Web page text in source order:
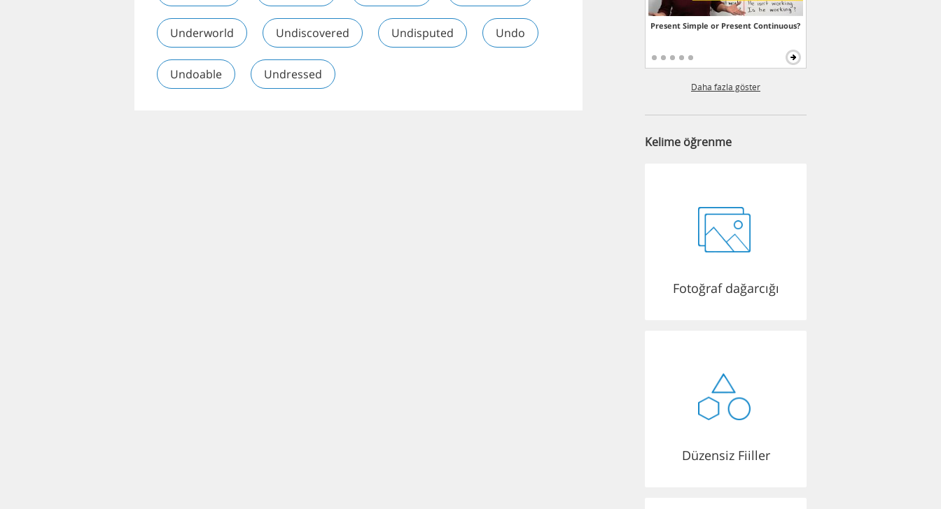
Underworld Undiscovered Undisputed Undo
Undoable Undressed
Present Simple or Present Continuous?
Daha fazla göster
Kelime öğrenme
Fotoğraf dağarcığı
Düzensiz Fiiller